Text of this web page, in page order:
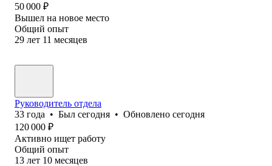
50 000 ₽
Вышел на новое место
Общий опыт
29 лет 11 месяцев
Руководитель отдела
33 года • Был сегодня • Обновлено сегодня
120 000 ₽
Активно ищет работу
Общий опыт
13 лет 10 месяцев